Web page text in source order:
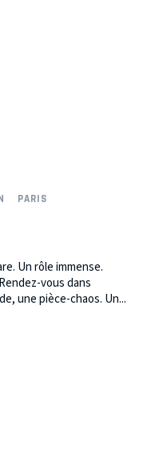
PARIS
Un rôle immense.
vous dans
une pièce-chaos. Un...